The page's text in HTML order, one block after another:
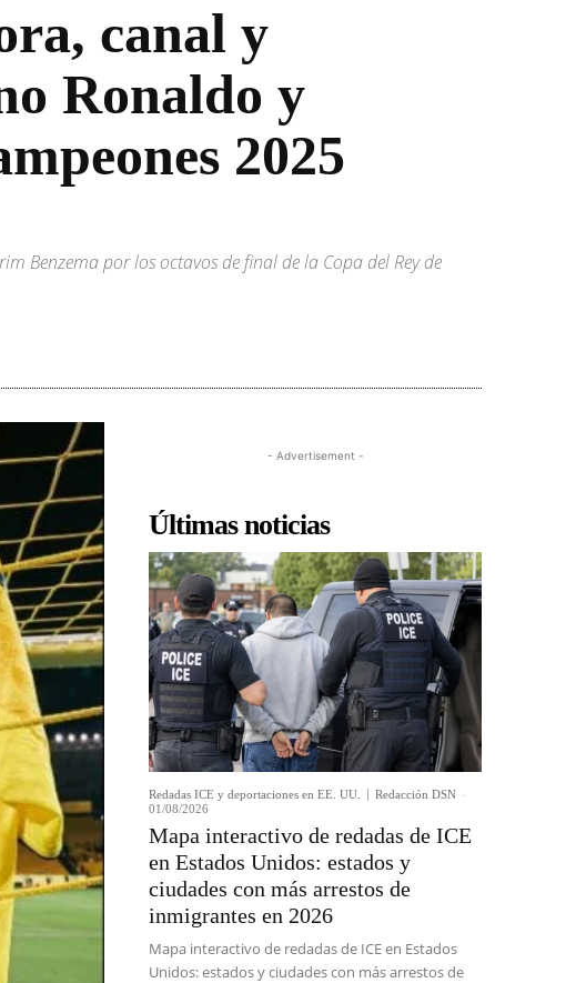
canal y
Ronaldo y
2025
Benzema por los octavos de final de la Copa del Rey de
- Advertisement -
Últimas noticias
Redadas ICE y deportaciones en EE. UU. Redacción DSN -
01/08/2026
Mapa interactivo de redadas de ICE
en Estados Unidos: estados y
ciudades con más arrestos de
inmigrantes en 2026
Mapa interactivo de redadas de ICE en Estados
Unidos: estados y ciudades con más arrestos de